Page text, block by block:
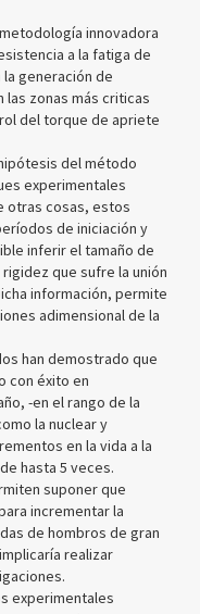
innovadora
a la fatiga de
la generación de
zonas más criticas
del torque de apriete
del método
experimentales
otras cosas, estos
de iniciación y
inferir el tamaño de
que sufre la unión
información, permite
adimensional de la
han demostrado que
con éxito en
-en el rango de la
la nuclear y
en la vida a la
hasta 5 veces.
suponer que
incrementar la
de hombros de gran
realizar
experimentales